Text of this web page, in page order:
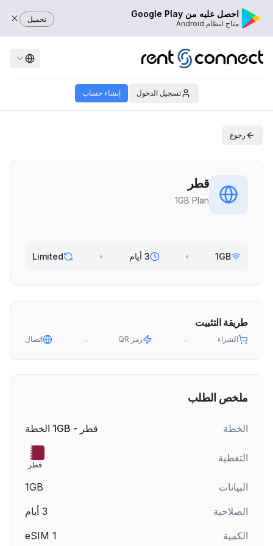
احصل عليه من Google Play
متاح لنظام Android تحميل
تسجيل الدخول إنشاء حساب
رجوع
قطر
1GB Plan
1GB
• 3 أيام •
Limited
طريقة التثبيت
الشراء → رمز QR → اتصال
ملخص الطلب
الخطة قطر - 1GB الخطة
التغطية
قطر
البيانات
1GB
الصلاحية
3 أيام
الكمية
1